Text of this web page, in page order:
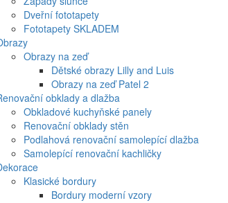
Dveřní fototapety
Fototapety SKLADEM
Obrazy na zeď
Dětské obrazy Lilly and Luis
Obrazy na zeď Patel 2
obklady a dlažba
Obkladové kuchyňské panely
Renovační obklady stěn
Podlahová renovační samolepící dlažba
Samolepící renovační kachličky
Klasické bordury
Bordury moderní vzory